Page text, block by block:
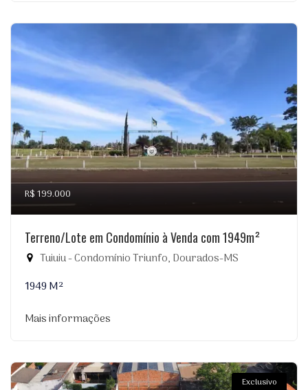
R$ 199.000
Terreno/Lote em Condomínio à Venda com 1949m²
Tuiuiu - Condomínio Triunfo, Dourados-MS
1949 M²
Mais informações
Exclusivo